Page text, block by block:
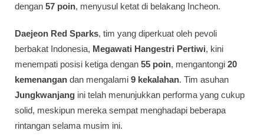
dengan 57 poin, menyusul ketat di belakang Incheon.
Daejeon Red Sparks, tim yang diperkuat oleh pevoli
berbakat Indonesia, Megawati Hangestri Pertiwi, kini
menempati posisi ketiga dengan 55 poin, mengantongi 20
kemenangan dan mengalami 9 kekalahan. Tim asuhan
Jungkwanjang ini telah menunjukkan performa yang cukup
solid, meskipun mereka sempat menghadapi beberapa
rintangan selama musim ini.